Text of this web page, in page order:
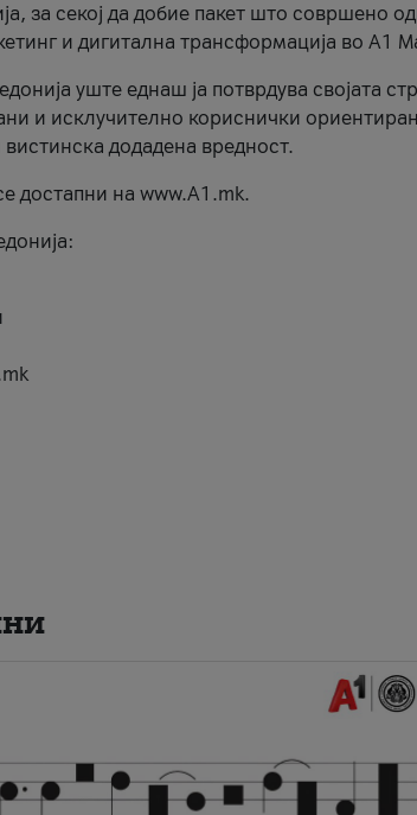
за секој да добие пакет што совршено
и дигитална трансформација во А1
уште еднаш ја потврдува својата
и исклучително кориснички
додадена вредност.
достапни на www.А1.mk.